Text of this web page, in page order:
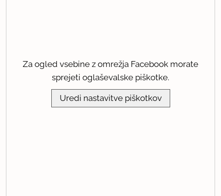
Za ogled vsebine z omrežja Facebook morate
sprejeti oglaševalske piškotke.
Uredi nastavitve piškotkov